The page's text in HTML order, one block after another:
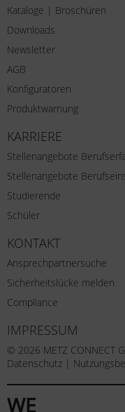
Kataloge | Broschüren
Downloads
Newsletter
AGB
Konfiguratoren
Produktwarnung
KARRIERE
Stellenangebote
Stellenangebote
Studierende
Schüler
KONTAKT
Ansprechpartnersuche
Sicherheitslücke melden
Compliance
IMPRESSUM
© 2026 METZ CONNECT
Datenschutz |
WE